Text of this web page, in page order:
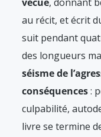
au récit, et écrit
suit pendant
des longueurs
séisme de
conséquences:
culpabilité,
livre se termine